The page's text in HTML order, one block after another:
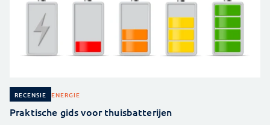
RECENSIE ENERGIE
Praktische gids voor thuisbatterijen